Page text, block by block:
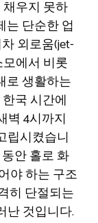
채우지 못하
는 단순한 업
외로움(jet-
모에서 비롯
로 생활하는
국 시간에
벽 4시까지
립시켰습니
안 홀로 화
야 하는 구조
히 단절되는
난 것입니다.